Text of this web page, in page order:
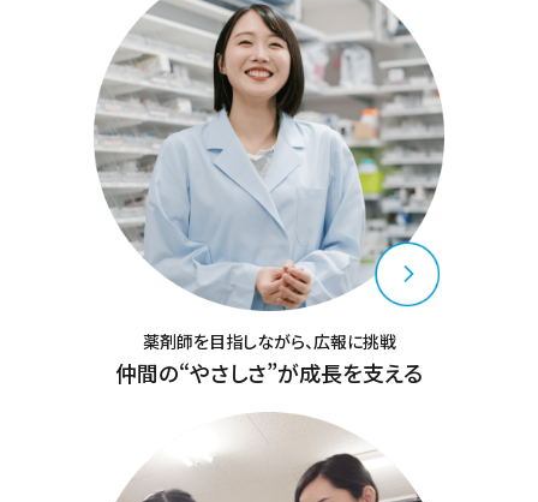
薬剤師を目指しながら、広報に挑戦
仲間の“やさしさ”が成長を支える